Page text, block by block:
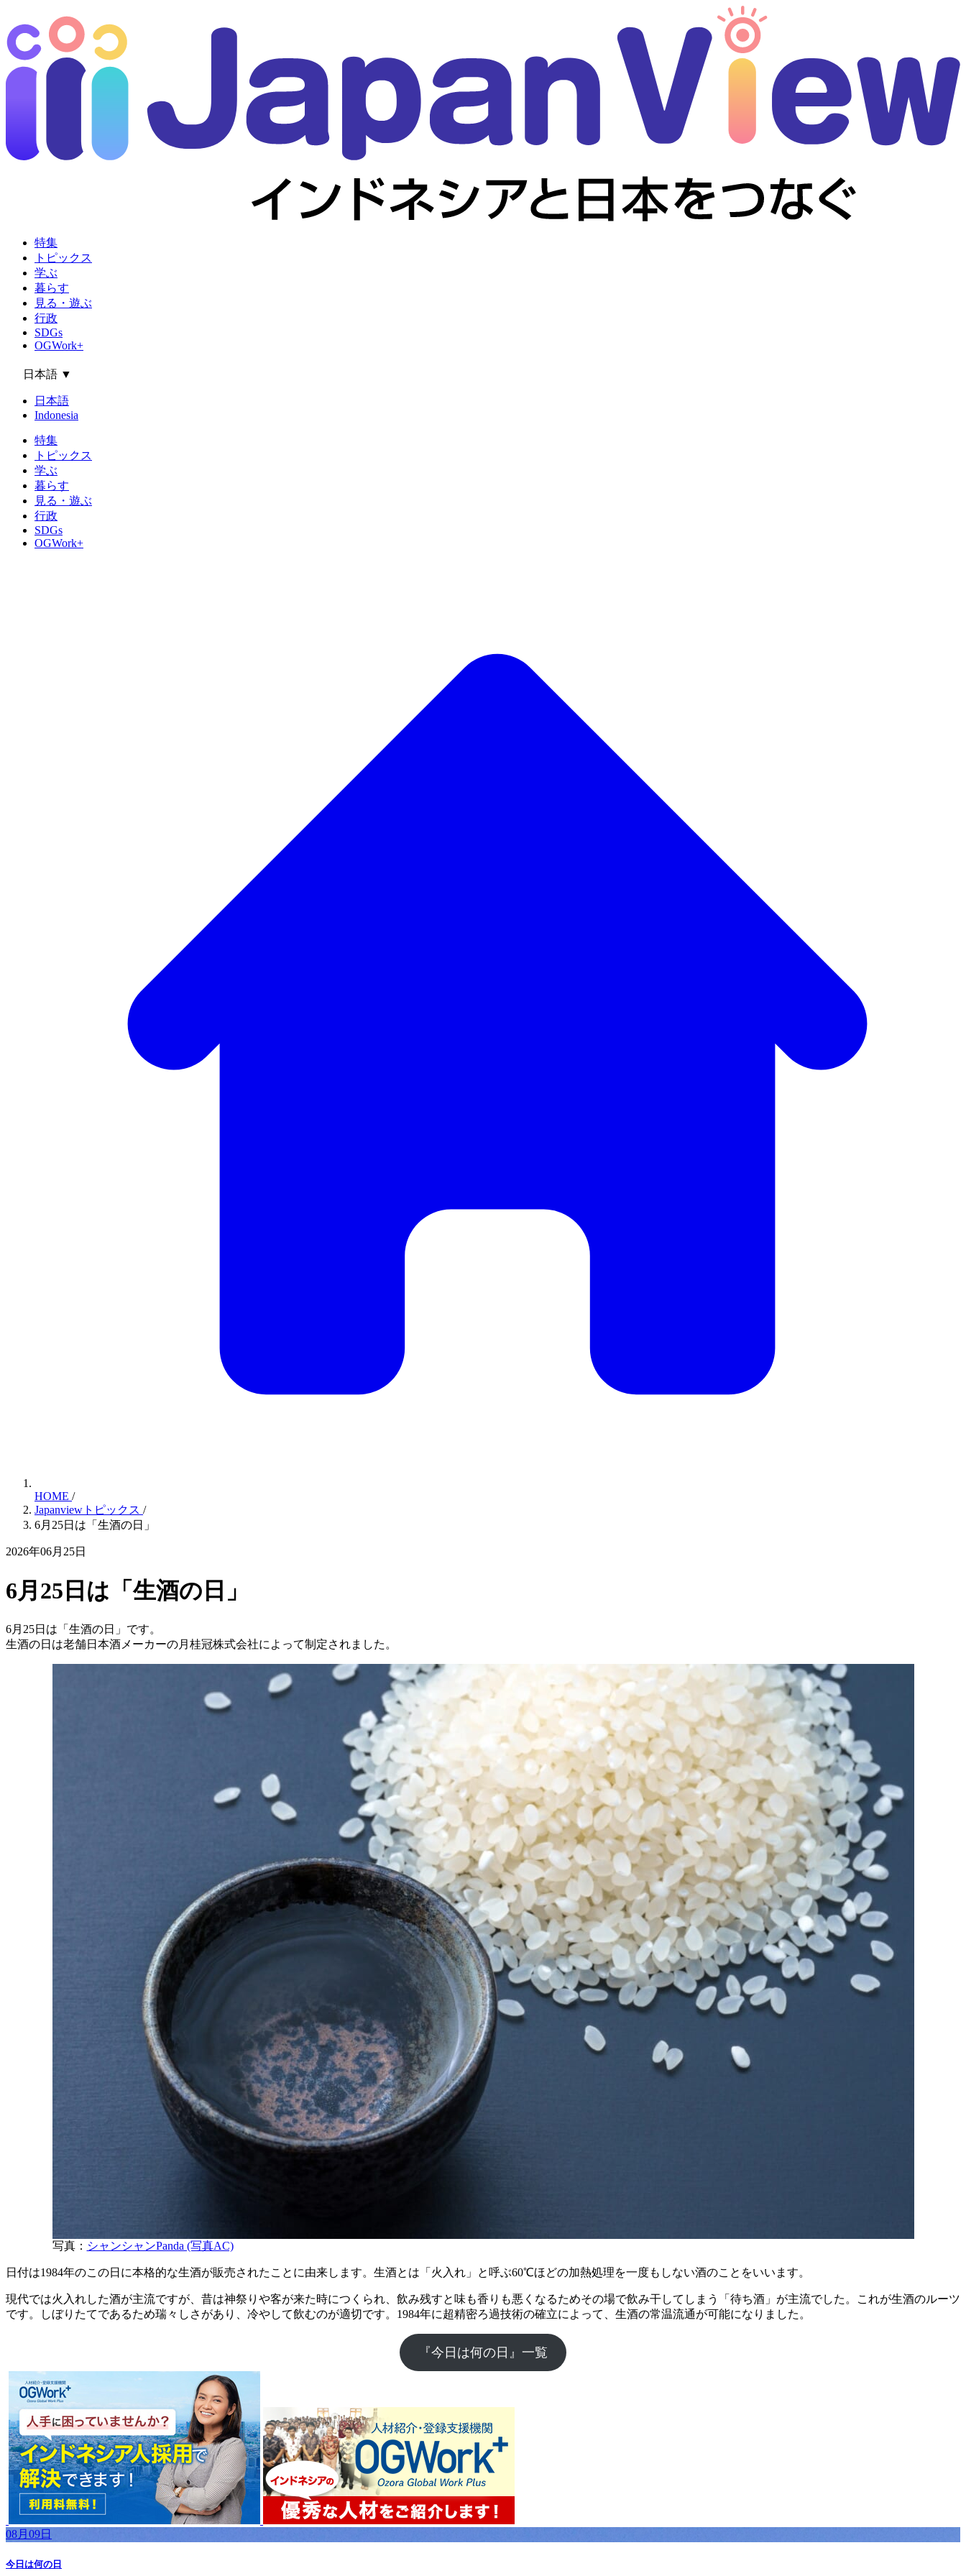
特集
トピックス
学ぶ
暮らす
見る・遊ぶ
行政
SDGs
OGWork+
日本語 ▼
日本語
Indonesia
特集
トピックス
学ぶ
暮らす
見る・遊ぶ
行政
SDGs
OGWork+
HOME /
Japanviewトピックス /
6月25日は「生酒の日」
2026年06月25日
6月25日は「生酒の日」
6月25日は「生酒の日」です。
生酒の日は老舗日本酒メーカーの月桂冠株式会社によって制定されました。
写真： シャンシャンPanda (写真AC)
日付は1984年のこの日に本格的な生酒が販売されたことに由来します。生酒とは「火入れ」と呼ぶ60℃ほどの加熱処理を一度もしない酒のことをいいます。
現代では火入れした酒が主流ですが、昔は神祭りや客が来た時につくられ、飲み残すと味も香りも悪くなるためその場で飲み干してしまう「待ち酒」が主流でした。これが生酒のルーツ
です。しぼりたてであるため瑞々しさがあり、冷やして飲むのが適切です。1984年に超精密ろ過技術の確立によって、生酒の常温流通が可能になりました。
『今日は何の日』一覧
08月09日
今日は何の日